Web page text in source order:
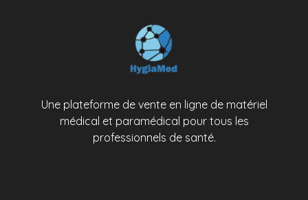
Une plateforme de vente en ligne de matériel
médical et paramédical pour tous les
professionnels de santé.